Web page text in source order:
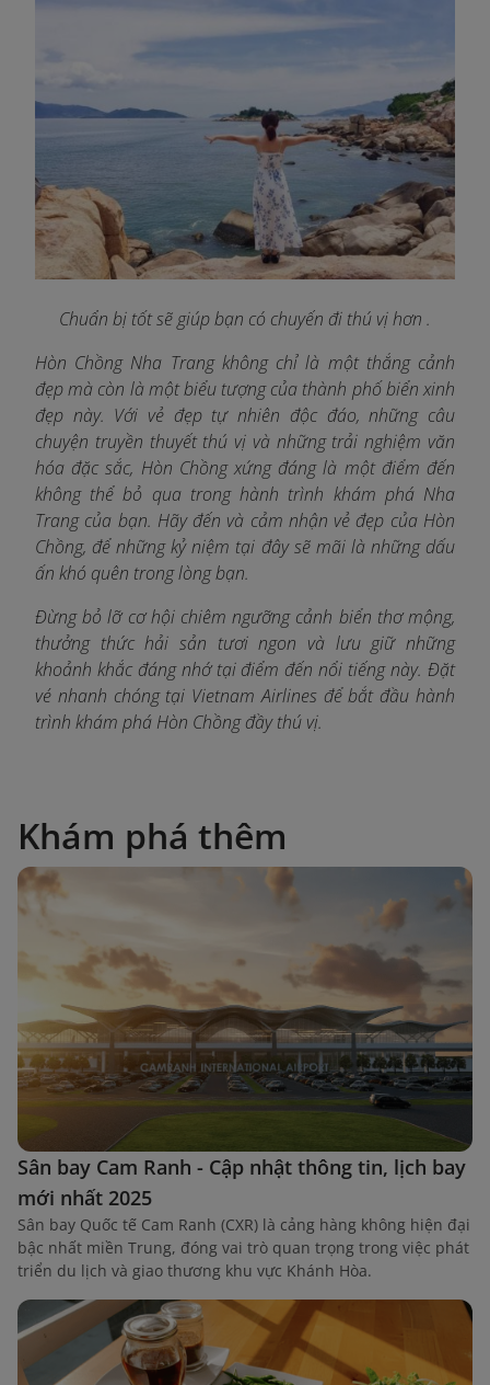
Chuẩn bị tốt sẽ giúp bạn có chuyến đi thú vị hơn .
Hòn Chồng Nha Trang không chỉ là một thắng cảnh
đẹp mà còn là một biểu tượng của thành phố biển xinh
đẹp này. Với vẻ đẹp tự nhiên độc đáo, những câu
chuyện truyền thuyết thú vị và những trải nghiệm văn
hóa đặc sắc, Hòn Chồng xứng đáng là một điểm đến
không thể bỏ qua trong hành trình khám phá Nha
Trang của bạn. Hãy đến và cảm nhận vẻ đẹp của Hòn
Chồng, để những kỷ niệm tại đây sẽ mãi là những dấu
ấn khó quên trong lòng bạn.
Đừng bỏ lỡ cơ hội chiêm ngưỡng cảnh biển thơ mộng,
thưởng thức hải sản tươi ngon và lưu giữ những
khoảnh khắc đáng nhớ tại điểm đến nổi tiếng này. Đặt
vé nhanh chóng tại Vietnam Airlines để bắt đầu hành
trình khám phá Hòn Chồng đầy thú vị.
Khám phá thêm
Sân bay Cam Ranh - Cập nhật thông tin, lịch bay
mới nhất 2025
Sân bay Quốc tế Cam Ranh (CXR) là cảng hàng không hiện đại
bậc nhất miền Trung, đóng vai trò quan trọng trong việc phát
triển du lịch và giao thương khu vực Khánh Hòa.